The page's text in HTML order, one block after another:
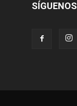
SÍGUENOS